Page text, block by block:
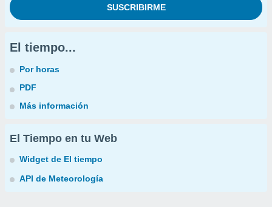
El tiempo...
Por horas
PDF
Más información
El Tiempo en tu Web
Widget de El tiempo
API de Meteorología